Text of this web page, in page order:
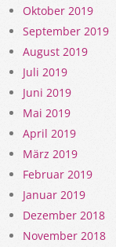
Oktober 2019
September 2019
August 2019
Juli 2019
Juni 2019
Mai 2019
April 2019
März 2019
Februar 2019
Januar 2019
Dezember 2018
November 2018